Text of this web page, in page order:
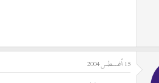
15 أغسطس 2004